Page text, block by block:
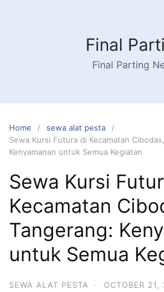
Final
Final Parting
Home
sewa alat pesta
Sewa Kursi Futura di Kecamatan
Kenyamanan untuk Semua Kegiatan
Sewa Kursi
Kecamatan
Tangerang:
untuk Semua
SEWA ALAT PESTA · OCTOBER 21,